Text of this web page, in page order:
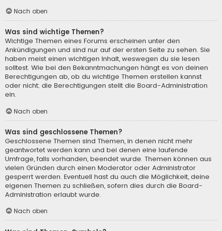
Nach oben
Was sind wichtige Themen?
Wichtige Themen eines Forums erscheinen unter den
Ankündigungen und sind nur auf der ersten Seite zu sehen. Sie
haben meist einen wichtigen Inhalt, weswegen du sie lesen
solltest. Wie bei den Bekanntmachungen hängt es von deinen
Berechtigungen ab, ob du wichtige Themen erstellen kannst
oder nicht; die Berechtigungen stellt die Board-Administration
ein.
Nach oben
Was sind geschlossene Themen?
Geschlossene Themen sind Themen, in denen nicht mehr
geantwortet werden kann und bei denen eine laufende
Umfrage, falls vorhanden, beendet wurde. Themen können aus
vielen Gründen durch einen Moderator oder Administrator
gesperrt werden. Eventuell hast du auch die Möglichkeit, deine
eigenen Themen zu schließen, sofern dies durch die Board-
Administration erlaubt wurde.
Nach oben